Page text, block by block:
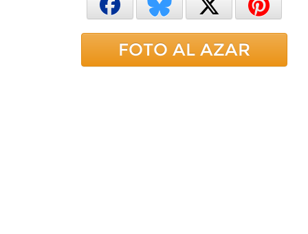
FOTO AL AZAR